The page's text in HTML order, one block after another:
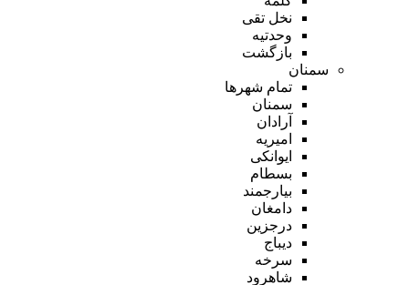
نخل تقی
وحدتیه
بازگشت
سمنان
تمام شهر‌ها
سمنان
آرادان
امیریه
ایوانکی
بسطام
بیارجمند
دامغان
درجزین
دیباج
سرخه
شاهرود